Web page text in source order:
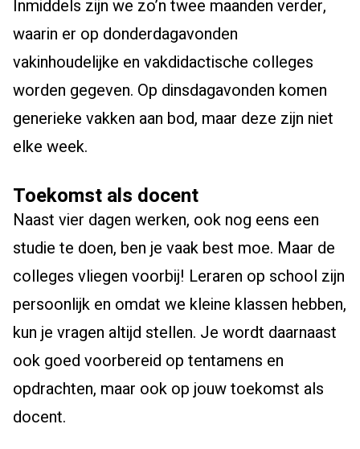
Inmiddels zijn we zo’n twee maanden verder,
waarin er op donderdagavonden
vakinhoudelijke en vakdidactische colleges
worden gegeven. Op dinsdagavonden komen
generieke vakken aan bod, maar deze zijn niet
elke week.
Toekomst als docent
Naast vier dagen werken, ook nog eens een
studie te doen, ben je vaak best moe. Maar de
colleges vliegen voorbij! Leraren op school zijn
persoonlijk en omdat we kleine klassen hebben,
kun je vragen altijd stellen. Je wordt daarnaast
ook goed voorbereid op tentamens en
opdrachten, maar ook op jouw toekomst als
docent.